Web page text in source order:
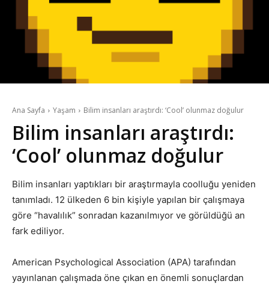
Ana Sayfa Yaşam Bilim insanları araştırdı: ‘Cool’ olunmaz doğulur
Bilim insanları araştırdı:
‘Cool’ olunmaz doğulur
Bilim insanları yaptıkları bir araştırmayla coolluğu yeniden
tanımladı. 12 ülkeden 6 bin kişiyle yapılan bir çalışmaya
göre “havalılık” sonradan kazanılmıyor ve görüldüğü an
fark ediliyor.
American Psychological Association (APA) tarafından
yayınlanan çalışmada öne çıkan en önemli sonuçlardan